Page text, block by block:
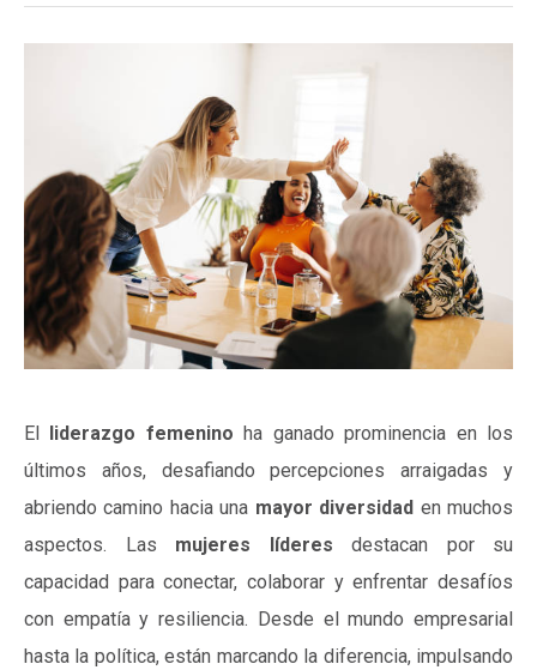
El liderazgo femenino ha ganado prominencia en los
últimos años, desafiando percepciones arraigadas y
abriendo camino hacia una mayor diversidad en muchos
aspectos. Las mujeres líderes destacan por su
capacidad para conectar, colaborar y enfrentar desafíos
con empatía y resiliencia. Desde el mundo empresarial
hasta la política, están marcando la diferencia, impulsando